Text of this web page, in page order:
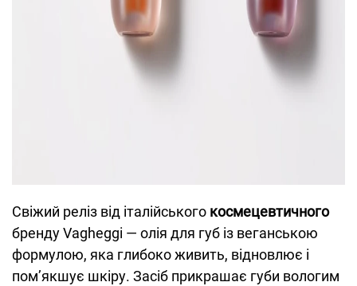
Свіжий реліз від італійського космецевтичного
бренду Vagheggi — олія для губ із веганською
формулою, яка глибоко живить, відновлює і
помʼякшує шкіру. Засіб прикрашає губи вологим